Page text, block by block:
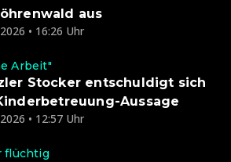
aus
• 16:26 Uhr
Arbeit"
Stocker entschuldigt sich
Aussage
• 12:57 Uhr
flüchtig